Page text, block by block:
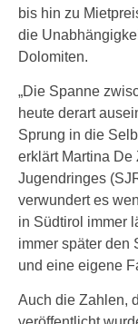
bis hin zu
die
Dolomiten.
„Die Spanne
heute derart
Sprung in die
erklärt Martina De
Jugendringes
verwundert es
in Südtirol immer
immer später den
und eine eigene
Auch die Zahlen,